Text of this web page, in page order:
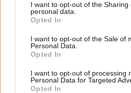
I want to opt-out of the Sharing
personal data.
Opted In
I want to opt-out of the Sale of
Personal Data.
Opted In
I want to opt-out of processing
Personal Data for Targeted
Opted In
γίνει σύμφωνα με τις
στον προβλεπόμενο χρόνο.
2, το υπόχρεο προσωπικό πρέπει
πρώτη ή τη μοναδική δόση έως
2021, η δε ολοκλήρωση του
πρέπει να γίνει σύμφωνα με